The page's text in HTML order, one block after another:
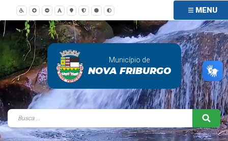
MENU
Município de
NOVA FRIBURGO